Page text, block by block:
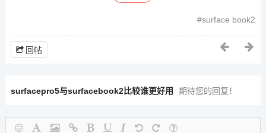
surface book2
回帖
surfacepro5与surfacebook2比较谁更好用 期待您的回复！